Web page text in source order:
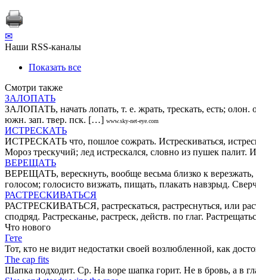
✉
Наши RSS-каналы
Показать все
Смотри также
ЗАЛОПАТЬ
ЗАЛОПАТЬ, начать лопать, т. е. жрать, трескать, есть; олон.
южн. зап. твер. пск. […] www.sky-net-eye.com
ИСТРЕСКАТЬ
ИСТРЕСКАТЬ что, пошлое сожрать. Истрескиваться,
Мороз трескучий; лед истрескался, словно из пушек палит.
ВЕРЕЩАТЬ
ВЕРЕЩАТЬ, верескнуть, вообще весьма близко к верезжать,
голосом; голосисто визжать, пищать, плакать навзрыд.
РАСТРЕСКИВАТЬСЯ
РАСТРЕСКИВАТЬСЯ, растрескаться, растреснуться, или
сподряд. Растресканье, растреск, действ. по глаг.
Что нового
Гете
Тот, кто не видит недостатки своей возлюбленной, как
The cap fits
Шапка подходит. Ср. На воре шапка горит. Не в бровь, а в